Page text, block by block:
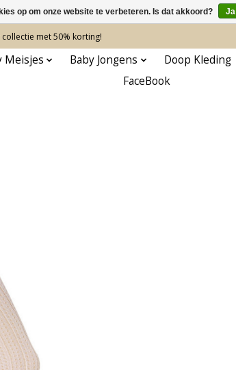
met 50% korting!
Meisjes Baby Jongens Doop Kleding
FaceBook
op om onze website te verbeteren. Is dat akkoord? Ja